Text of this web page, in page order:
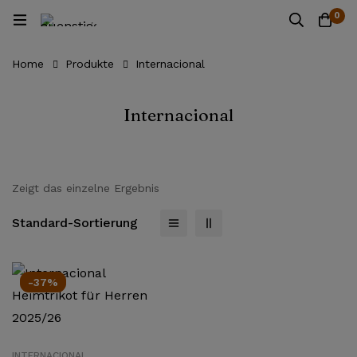
0
Home Produkte Internacional
Internacional
Zeigt das einzelne Ergebnis
Standard-Sortierung
-37%